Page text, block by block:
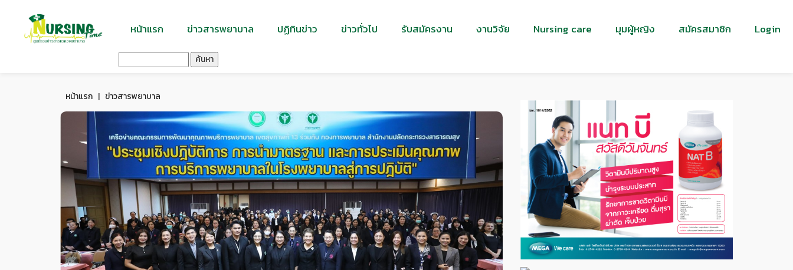
หน้าแรก ข่าวสารพยาบาล ปฏิทินข่าว ข่าวทั่วไป รับสมัครงาน งานวิจัย Nursing care มุมผู้หญิง สมัครสมาชิก Login
ค้นหา
หน้าแรก | ข่าวสารพยาบาล